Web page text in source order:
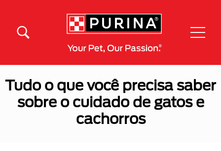
Tudo o que você precisa saber
sobre o cuidado de gatos e
cachorros